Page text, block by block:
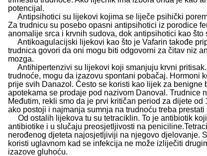
potencijal.
Antipsihotici su lijekovi kojima se liječe psihički
Za trudnicu su posebo opasni antipsihotici iz porodice
anomalije srca i krvnih sudova, dok antipsihotici kao
Antikoagulacijski lijekovi kao što je Vafarin takođe
trudnica govori da oni mogu biti odgovorni za čitav niz
mozga.
Antihipertenzivi su lijekovi koji smanjuju krvni pritisak.
trudnoće, mogu da izazovu spontani pobačaj. Hormoni
prije svih Danazol. Često se koristi kao lijek za
apotekama se prodaje pod nazivom Danoval. Trudnice
Međutim, rekli smo da je prvi kritičan period za dijete
ako postoji i najmanja sumnja na trudnoću treba
Od ostalih lijekova tu su tetraciklin. To je antibiotik
antibiotike i u slučaju preosjetljivosti na
nerođenog djeteta najosjetljiviji na njegovo djelovanje.
koristi uglavnom kad se infekcija ne može izliječiti
izazove gluhoću.